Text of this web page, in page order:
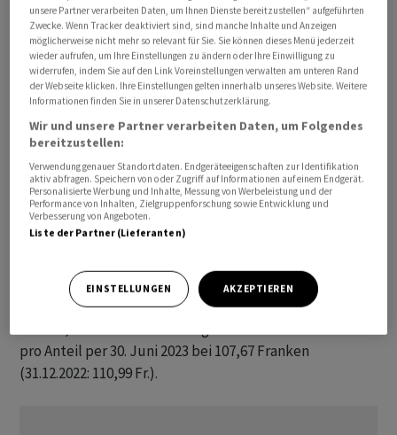
eine tiefere Marktbewertung, und gleichzeitig stiegen
die Fremdfinanzierungskosten.
Der Nettoertrag ging daher gegenüber dem Vorjahr
nach vorläufigen Zahlen auf 4,2 Millionen von 5,3
Millionen Franken zurück. Die Bewertung des
Immobilienportfolios führte zu einem nicht realisierten
Ergebnis aus Neubewertung von -8,9 Millionen. Im
Vorjahr gab es noch ein Plus von 4,4 Millionen Franken.
Der Gesamterfolg des Fonds liege daher voraussichtlich
bei -3,1 Millionen nach einem Gewinn von 7,3 Millionen.
Das Gesamtfondsvermögen per 30. Juni 2023 belaufe
sich auf 615,2 Millionen und das Nettofondsvermögen
pro Anteil per 30. Juni 2023 bei 107,67 Franken
(31.12.2022: 110,99 Fr.).
unsere Partner verarbeiten Daten, um Ihnen Dienste bereitzustellen“ aufgeführten
Zwecke. Wenn Tracker deaktiviert sind, sind manche Inhalte und Anzeigen
möglicherweise nicht mehr so relevant für Sie. Sie können dieses Menü jederzeit
wieder aufrufen, um Ihre Einstellungen zu ändern oder Ihre Einwilligung zu
widerrufen, indem Sie auf den Link Voreinstellungen verwalten am unteren Rand
der Webseite klicken. Ihre Einstellungen gelten innerhalb unseres Website. Weitere
Informationen finden Sie in unserer Datenschutzerklärung.
Wir und unsere Partner verarbeiten Daten, um Folgendes
bereitzustellen:
Verwendung genauer Standortdaten. Endgeräteeigenschaften zur Identifikation
aktiv abfragen. Speichern von oder Zugriff auf Informationen auf einem Endgerät.
Personalisierte Werbung und Inhalte, Messung von Werbeleistung und der
Performance von Inhalten, Zielgruppenforschung sowie Entwicklung und
Verbesserung von Angeboten.
Liste der Partner (Lieferanten)
EINSTELLUNGEN AKZEPTIEREN